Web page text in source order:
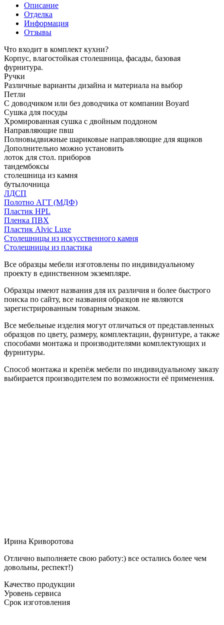
Описание
Отделка
Информация
Отзывы
Что входит в комплект кухни?
Корпус, влагостойкая столешница, фасады, базовая
фурнитура.
Ручки
Различные варианты дизайна и материала на выбор
Петли
С доводчиком или без доводчика от компании Boyard
Сушка для посуды
Хромированная сушка с двойным поддоном
Направляющие пвш
Полновыдвижные шариковые направляющие для ящиков
Дополнительно можно установить
лоток для стол. приборов
тандембоксы
столешница из камня
бутылочница
ЛДСП
Полотно АГТ (МДФ)
Пластик HPL
Пленка ПВХ
Пластик Alvic Luxe
Столешницы из искусственного камня
Столешницы из пластика
Все образцы мебели изготовлены по индивидуальному
проекту в единственном экземпляре.
Образцы имеют названия для их различия и более быстрого
поиска по сайту, все названия образцов не являются
зарегистрированным товарным знаком.
Все мебельные изделия могут отличаться от представленных
образцов по цвету, размеру, комплектации, фурнитуре, а также
способами монтажа и производителями комплектующих и
фурнитуры.
Способ монтажа и крепёж мебели по индивидуальному заказу
выбирается производителем по возможности её применения.
Ирина Криворотова
Отлично выполняете свою работу:) все остались более чем
довольны, респект!)
Качество продукции
Уровень сервиса
Срок изготовления